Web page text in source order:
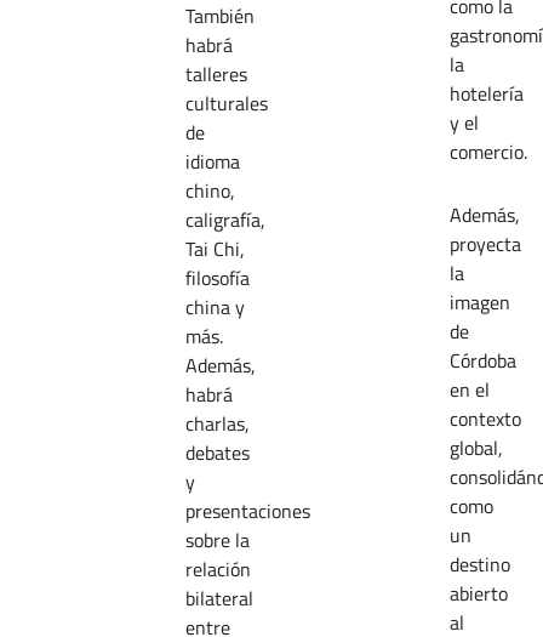
También
habrá
talleres
culturales
de
idioma
chino,
caligrafía,
Tai Chi,
filosofía
china y
más.
Además,
habrá
charlas,
debates
y
presentaciones
sobre la
relación
bilateral
entre
como la
la
hotelería
y el
comercio.
Además,
proyecta
la
imagen
de
Córdoba
en el
contexto
global,
como
un
destino
abierto
al